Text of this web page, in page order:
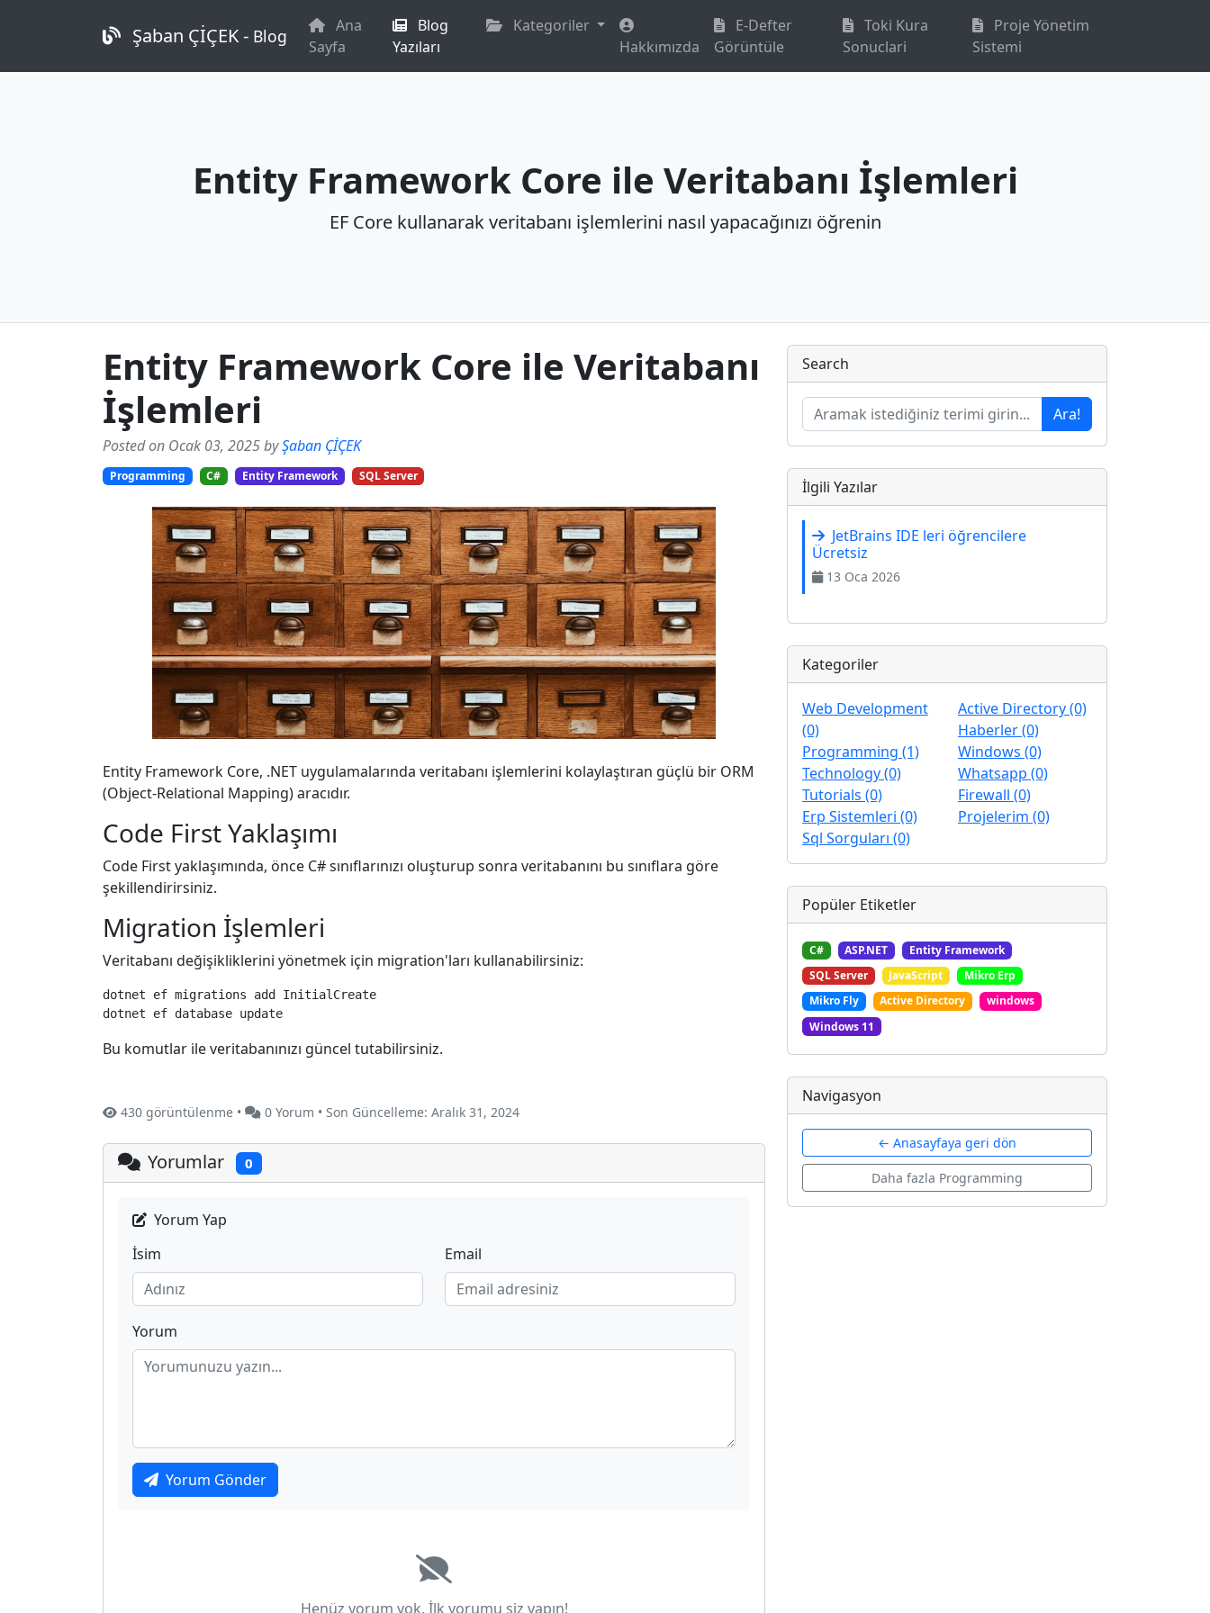
Şaban ÇİÇEK - Blog
Ana
Sayfa
Blog
Yazıları
Kategoriler
Hakkımızda
E-Defter
Görüntüle
Toki Kura
Sonuclari
Proje Yönetim
Sistemi
Entity Framework Core ile Veritabanı İşlemleri
EF Core kullanarak veritabanı işlemlerini nasıl yapacağınızı öğrenin
Entity Framework Core ile Veritabanı
İşlemleri
Posted on Ocak 03, 2025 byŞaban ÇİÇEK
Programming C# Entity Framework SQL Server
Entity Framework Core, .NET uygulamalarında veritabanı işlemlerini kolaylaştıran güçlü bir ORM
(Object-Relational Mapping) aracıdır.
Code First Yaklaşımı
Code First yaklaşımında, önce C# sınıflarınızı oluşturup sonra veritabanını bu sınıflara göre
şekillendirirsiniz.
Migration İşlemleri
Veritabanı değişikliklerini yönetmek için migration'ları kullanabilirsiniz:
dotnet ef migrations add InitialCreate
dotnet ef database update
Bu komutlar ile veritabanınızı güncel tutabilirsiniz.
430 görüntülenme • 0 Yorum • Son Güncelleme: Aralık 31, 2024
Yorumlar 0
Yorum Yap
İsim
Email
Yorum
Yorum Gönder
Henüz yorum yok. İlk yorumu siz yapın!
Search
Ara!
İlgili Yazılar
JetBrains IDE leri öğrencilere
Ücretsiz
13 Oca 2026
Kategoriler
Web Development
(0)
Programming (1)
Technology (0)
Tutorials (0)
Erp Sistemleri (0)
Sql Sorguları (0)
Active Directory (0)
Haberler (0)
Windows (0)
Whatsapp (0)
Firewall (0)
Projelerim (0)
Popüler Etiketler
C# ASP.NET
Entity Framework
SQL Server
JavaScript
Mikro Erp
Mikro Fly
Active Directory
windows
Windows 11
Navigasyon
← Anasayfaya geri dön
Daha fazla Programming